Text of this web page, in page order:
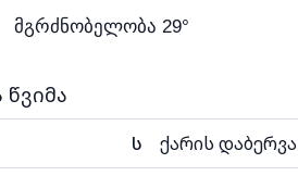
21°C ხილვადობა
4 (მკრთალი)
მგრძნობელობა 29°
ს ქარის დაბერვა